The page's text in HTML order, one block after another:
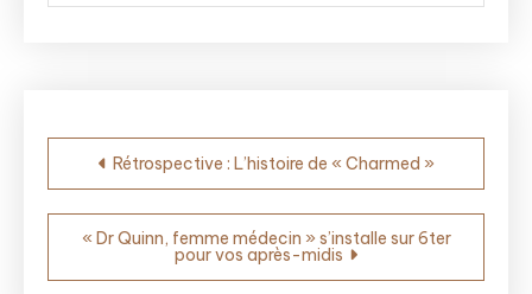
Navigation
de
l’article
Rétrospective : L’histoire de « Charmed »
« Dr Quinn, femme médecin » s’installe sur 6ter
pour vos après-midis